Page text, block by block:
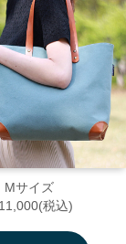
Mサイズ
税込)